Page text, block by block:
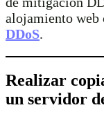
alojamiento web
DDoS.
Realizar
un servidor